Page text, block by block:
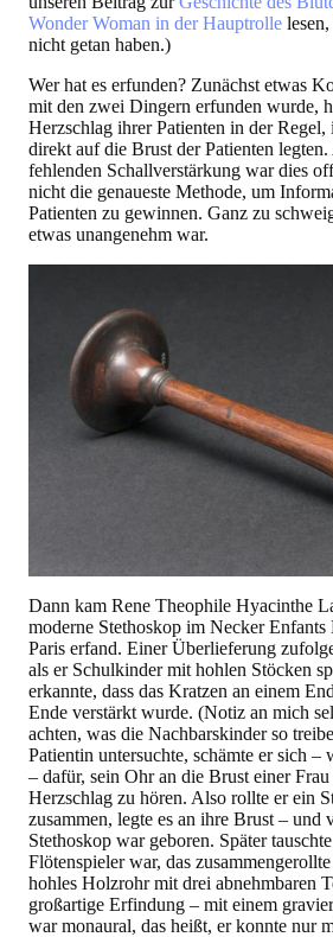
Wonder Woman in der Hauptrolle
nicht getan haben.)
Wer hat es erfunden? Zunächst etwas
mit den zwei Dingern erfunden wurde,
Herzschlag ihrer Patienten in der
direkt auf die Brust der Patienten
fehlenden Schallverstärkung war dies
nicht die genaueste Methode, um
Patienten zu gewinnen. Ganz zu
etwas unangenehm war.
Dann kam Rene Theophile Hyacinthe
moderne Stethoskop im Necker
Paris erfand. Einer Überlieferung
als er Schulkinder mit hohlen Stöcken
erkannte, dass das Kratzen an einem
Ende verstärkt wurde. (Notiz an mich
achten, was die Nachbarskinder so
Patientin untersuchte, schämte er sich –
– dafür, sein Ohr an die Brust einer
Herzschlag zu hören. Also rollte er ein
zusammen, legte es an ihre Brust – und
Stethoskop war geboren. Später
Flötenspieler war, das
hohles Holzrohr mit drei abnehmbaren
großartige Erfindung – mit einem
war monaural, das heißt, er konnte nur